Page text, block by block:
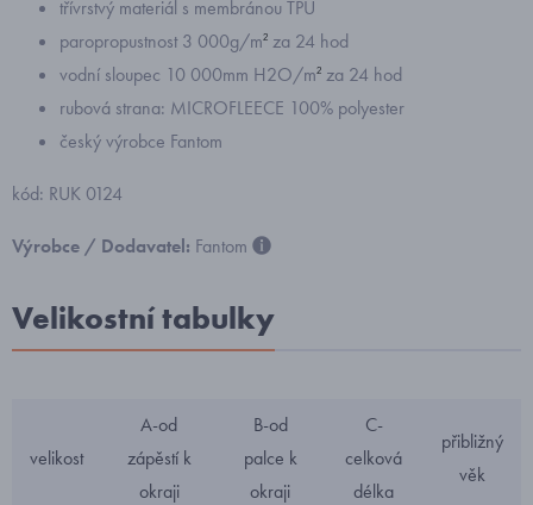
třívrstvý materiál s membránou TPU
paropropustnost 3 000g/m2 za 24 hod
vodní sloupec 10 000mm H2O/m2 za 24 hod
rubová strana: MICROFLEECE 100% polyester
český výrobce Fantom
kód: RUK 0124
Výrobce / Dodavatel: Fantom
Velikostní tabulky
velikost
A-od
zápěstí k
okraji
B-od
palce k
okraji
C-
celková
délka
přibližný
věk